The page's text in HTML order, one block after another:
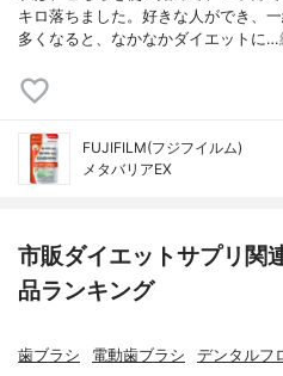
キロ落ちました。好きな人ができ、
多くなると、なかなかダイエットに…
FUJIFILM(フジフイルム)
メタバリアEX
市販ダイエットサプリ関
品ランキング
歯ブラシ 電動歯ブラシ デンタルフ